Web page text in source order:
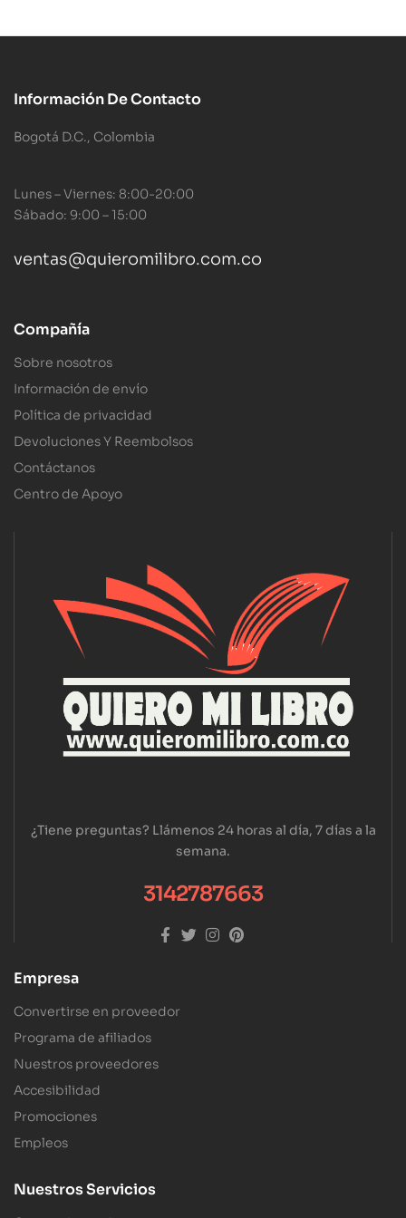
Información De Contacto
Bogotá D.C., Colombia
Lunes – Viernes: 8:00-20:00
Sábado: 9:00 – 15:00
ventas@quieromilibro.com.co
Compañía
Sobre nosotros
Información de envío
Política de privacidad
Devoluciones Y Reembolsos
Contáctanos
Centro de Apoyo
¿Tiene preguntas? Llámenos 24 horas al día, 7 días a la
semana.
3142787663
Empresa
Convertirse en proveedor
Programa de afiliados
Nuestros proveedores
Accesibilidad
Promociones
Empleos
Nuestros Servicios